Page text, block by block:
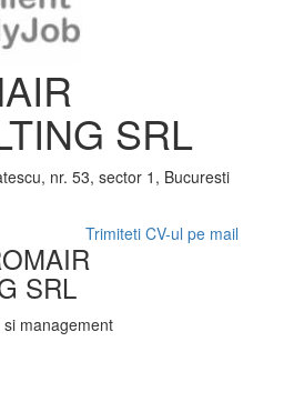
SRL
nr. 53, sector 1, Bucuresti
Trimiteti CV-ul pe mail
SRL
management